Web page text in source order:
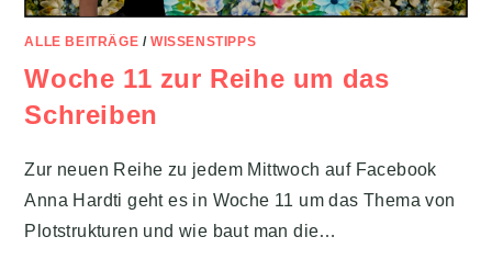
ALLE BEITRÄGE /WISSENSTIPPS
Woche 11 zur Reihe um das
Schreiben
Zur neuen Reihe zu jedem Mittwoch auf Facebook
Anna Hardti geht es in Woche 11 um das Thema von
Plotstrukturen und wie baut man die…